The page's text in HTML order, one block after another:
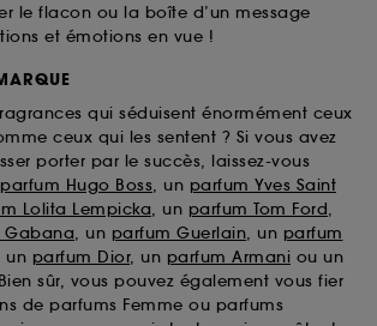
le flacon ou la boîte d’un message
et émotions en vue !
qui séduisent énormément ceux
ceux qui les sentent ? Si vous avez
porter par le succès, laissez-vous
parfum Hugo Boss, un parfum Yves Saint
Lolita Lempicka, un parfum Tom Ford,
Gabana, un parfum Guerlain, un parfum
un parfum Dior, un parfum Armani ou un
sûr, vous pouvez également vous fier
de parfums Femme ou parfums